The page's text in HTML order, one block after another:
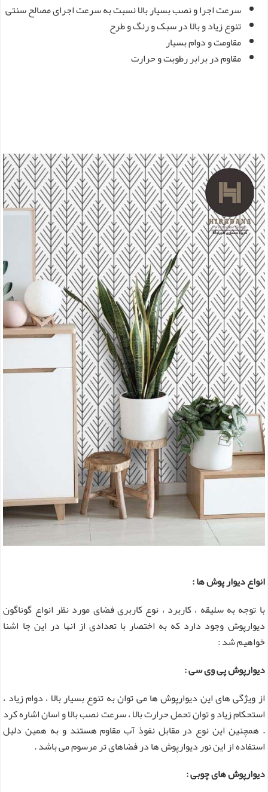
سرعت اجرا و نصب بسیار بالا نسبت به سرعت اجرای مصالح سنتی
تنوع زیاد و بالا در سبک و رنگ و طرح
مقاومت و دوام بسیار
مقاوم در برابر رطوبت و حرارت
انواع دیوار پوش ها :
با توجه به سلیقه ، کاربرد ، نوع کاربری فضای مورد نظر انواع گوناگون
دیوارپوش وجود دارد که به اختصار با تعدادی از انها در این جا اشنا
خواهیم شد :
دیوارپوشپی وی سی :
از ویژگی های این دیوارپوش ها می توان به تنوع بسیار بالا ، دوام زیاد ،
استحکام زیاد و توان تحمل حرارت بالا ، سرعت نصب بالا و اسان اشاره کرد
. همچنین این نوع در مقابل نفوذ آب مقاوم هستند و به همین دلیل
استفاده از این نور دیوارپوش ها در فضاهای تر مرسوم می باشد .
دیوارپوش های چوبی :